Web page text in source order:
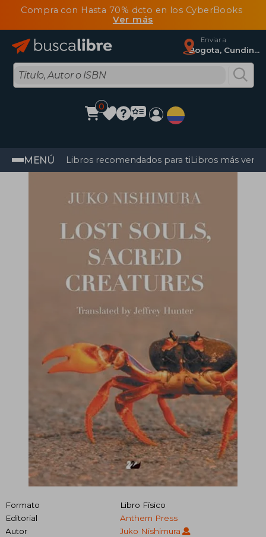
Compra con Hasta 70% dcto en los CyberBooks
Ver más
Enviar a
Bogota, Cundinamarca
0
MENÚ Libros recomendados para tiLibros más
Formato
Libro Físico
Editorial
Anthem Press
Autor
Juko Nishimura